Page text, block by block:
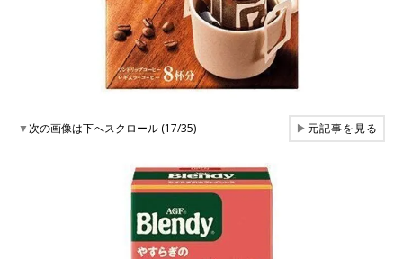
▼次の画像は下へスクロール (17/35) ▶元記事を見る